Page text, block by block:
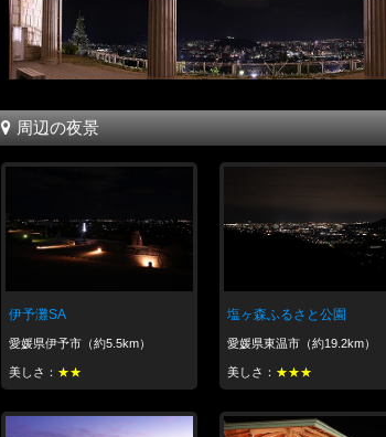
周辺の夜景
伊予灘SA
愛媛県伊予市（約5.5km）
美しさ： ★★
塩ヶ森ふるさと公園
愛媛県東温市（約19.2km）
美しさ： ★★★